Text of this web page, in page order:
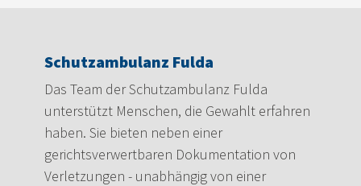
Schutzambulanz Fulda
Das Team der Schutzambulanz Fulda
unterstützt Menschen, die Gewahlt erfahren
haben. Sie bieten neben einer
gerichtsverwertbaren Dokumentation von
Verletzungen - unabhängig von einer